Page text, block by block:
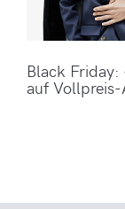
Black Friday:
auf